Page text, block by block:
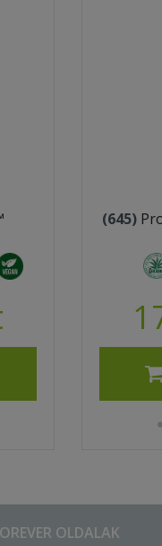
(645)
OLDALAK